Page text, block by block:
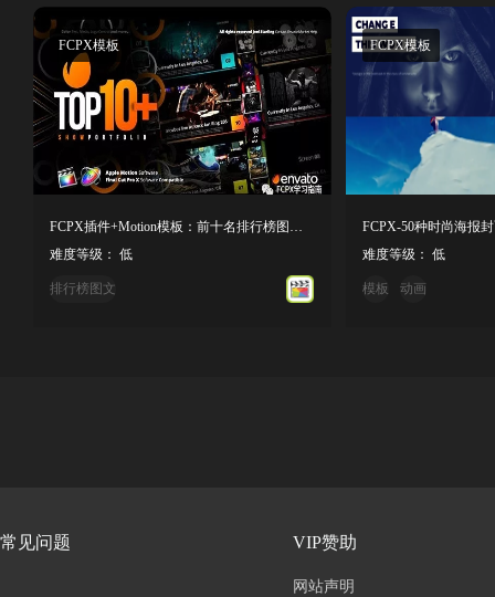
FCPX模板
FCPX插件+Motion模板：前十名排行榜图文展示滚动介绍片头
难度等级： 低
排行榜图文
FCPX模板
难度等级： 低
模板 动画
常见问题 VIP赞助
网站声明